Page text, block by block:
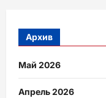
Архив
Май 2026
Апрель 2026